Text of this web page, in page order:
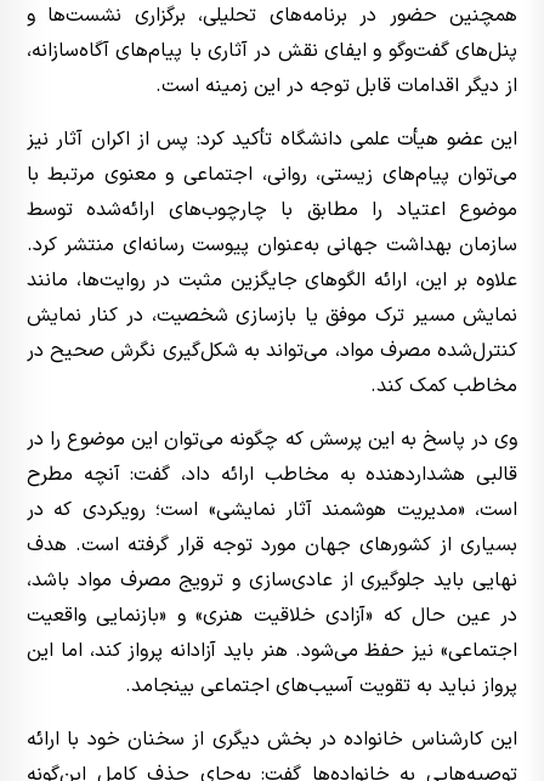
همچنین حضور در برنامه‌های تحلیلی، برگزاری نشست‌ها و
پنل‌های گفت‌وگو و ایفای نقش در آثاری با پیام‌های آگاه‌سازانه،
از دیگر اقدامات قابل توجه در این زمینه است.
این عضو هیأت علمی دانشگاه تأکید کرد: پس از اکران آثار نیز
می‌توان پیام‌های زیستی، روانی، اجتماعی و معنوی مرتبط با
موضوع اعتیاد را مطابق با چارچوب‌های ارائه‌شده توسط
سازمان بهداشت جهانی به‌عنوان پیوست رسانه‌ای منتشر کرد.
علاوه بر این، ارائه الگوهای جایگزین مثبت در روایت‌ها، مانند
نمایش مسیر ترک موفق یا بازسازی شخصیت، در کنار نمایش
کنترل‌شده مصرف مواد، می‌تواند به شکل‌گیری نگرش صحیح در
مخاطب کمک کند.
وی در پاسخ به این پرسش که چگونه می‌توان این موضوع را در
قالبی هشداردهنده به مخاطب ارائه داد، گفت: آنچه مطرح
است، «مدیریت هوشمند آثار نمایشی» است؛ رویکردی که در
بسیاری از کشورهای جهان مورد توجه قرار گرفته است. هدف
نهایی باید جلوگیری از عادی‌سازی و ترویج مصرف مواد باشد،
در عین حال که «آزادی خلاقیت هنری» و «بازنمایی واقعیت
اجتماعی» نیز حفظ می‌شود. هنر باید آزادانه پرواز کند، اما این
پرواز نباید به تقویت آسیب‌های اجتماعی بینجامد.
این کارشناس خانواده در بخش دیگری از سخنان خود با ارائه